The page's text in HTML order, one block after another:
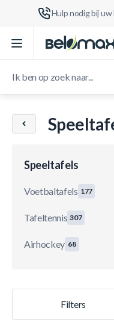
Hulp nodig bij
Ga naar de inhoud
Speeltafels
Voetbaltafels 177
Tafeltennis 307
Airhockey 68
Filters